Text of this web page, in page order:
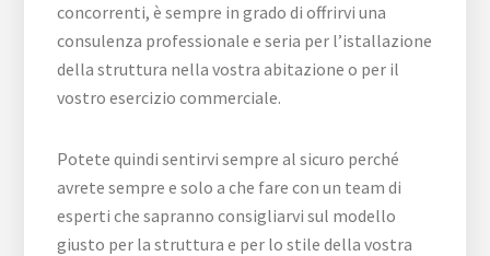
concorrenti, è sempre in grado di offrirvi una
consulenza professionale e seria per l’istallazione
della struttura nella vostra abitazione o per il
vostro esercizio commerciale.
Potete quindi sentirvi sempre al sicuro perché
avrete sempre e solo a che fare con un team di
esperti che sapranno consigliarvi sul modello
giusto per la struttura e per lo stile della vostra